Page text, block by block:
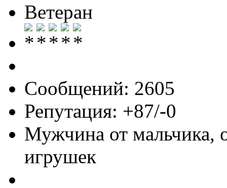
Ветеран
Сообщений: 2605
Репутация: +87/-0
Мужчина от мальчика,
игрушек